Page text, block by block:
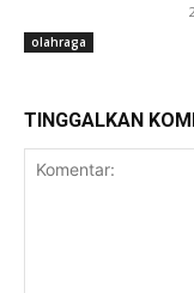
olahraga
TINGGALKAN